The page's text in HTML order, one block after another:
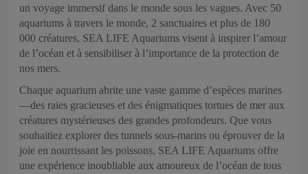
un voyage immersif dans le monde sous les vagues. Avec 50
aquariums à travers le monde, 2 sanctuaires et plus de 180
000 créatures, SEA LIFE Aquariums visent à inspirer l’amour
de l’océan et à sensibiliser à l’importance de la protection de
nos mers.
Chaque aquarium abrite une vaste gamme d’espèces marines
—des raies gracieuses et des énigmatiques tortues de mer aux
créatures mystérieuses des grandes profondeurs. Que vous
souhaitiez explorer des tunnels sous-marins ou éprouver de la
joie en nourrissant les poissons, SEA LIFE Aquariums offre
une expérience inoubliable aux amoureux de l’océan de tous